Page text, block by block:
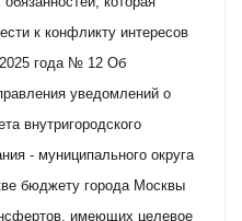
к конфликту интересов
года № 12 Об
уведомлений о
внутригородского
- муниципального округа
бюджету города Москвы
имеющих целевое